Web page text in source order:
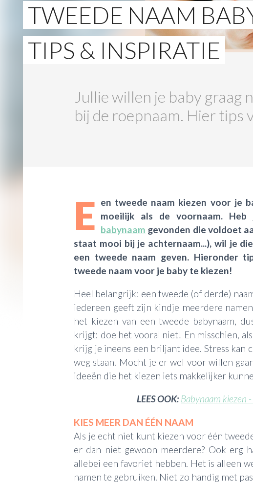
TWEEDE NAAM
TIPS & INSPIRATIE
Jullie willen je baby graag
bij de roepnaam. Hier tips
E en tweede naam kiezen voor je
moeilijk als de voornaam.
babynaam gevonden die voldoet
staat mooi bij je achternaam...), wil je
een tweede naam geven. Hieronder
tweede naam voor je baby te kiezen!
Heel belangrijk: een tweede (of derde)
iedereen geeft zijn kindje meerdere
het kiezen van een tweede babynaam,
krijgt: doe het vooral niet! En misschien,
krijg je ineens een briljant idee. Stress
weg staan. Mocht je er wel voor willen
ideeën die het kiezen iets makkelijker
LEES OOK: Babynaam kiezen
KIES MEER DAN ÉÉN NAAM
Als je echt niet kunt kiezen voor één
er dan niet gewoon meerdere? Ook erg
allebei een favoriet hebben. Het is alleen
namen te gebruiken. Niet zo handig met